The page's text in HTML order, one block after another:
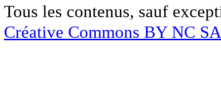
Tous les contenus, sauf
Créative Commons BY NC SA